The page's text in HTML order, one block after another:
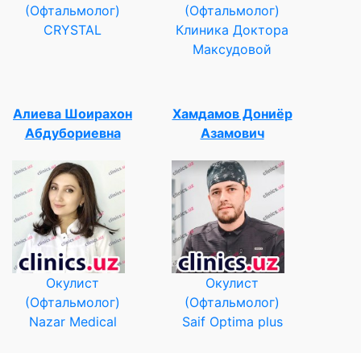
(Офтальмолог)
CRYSTAL
(Офтальмолог)
Клиника Доктора
Максудовой
Алиева Шоирахон
Абдубориевна
Окулист
(Офтальмолог)
Nazar Medical
Хамдамов Дониёр
Азамович
Окулист
(Офтальмолог)
Saif Optima plus